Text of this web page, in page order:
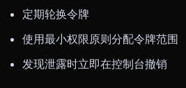
定期轮换令牌
使用最小权限原则分配令牌范围
发现泄露时立即在控制台撤销